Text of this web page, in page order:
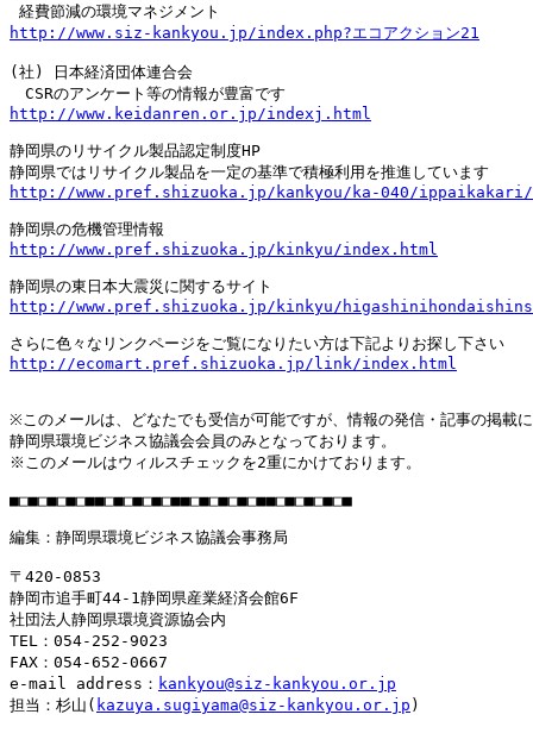
経費節減の環境マネジメント
http://www.siz-kankyou.jp/index.php?エコアクション21
(社) 日本経済団体連合会
http://www.keidanren.or.jp/indexj.html
静岡県のリサイクル製品認定制度HP
http://www.pref.shizuoka.jp/kankyou/ka-040/
http://www.pref.shizuoka.jp/kinkyu/index.html
http://www.pref.shizuoka.jp/kinkyu/
さらに色々なリンクページをご覧になりたい方は下記よりお探し下さい
http://ecomart.pref.shizuoka.jp/link/index.html
※このメールは、どなたでも受信が可能ですが、情報の発信・記事の掲載
静岡県環境ビジネス協議会会員のみとなっております。
※このメールはウィルスチェックを2重にかけております。
■□■□■□■□■■□■□■□■□■■□■□■□■□■■□■□■□■□■
編集：静岡県環境ビジネス協議会事務局
〒420-0853
静岡市追手町44-1静岡県産業経済会館6F
社団法人静岡県環境資源協会内
TEL：054-252-9023
FAX：054-652-0667
e-mail address： kankyou@siz-kankyou.or.jp
担当：杉山( kazuya.sugiyama@siz-kankyou.or.jp )